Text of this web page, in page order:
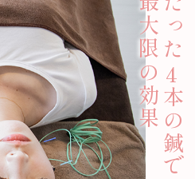
たった
4
本の鍼で
最大限の効果